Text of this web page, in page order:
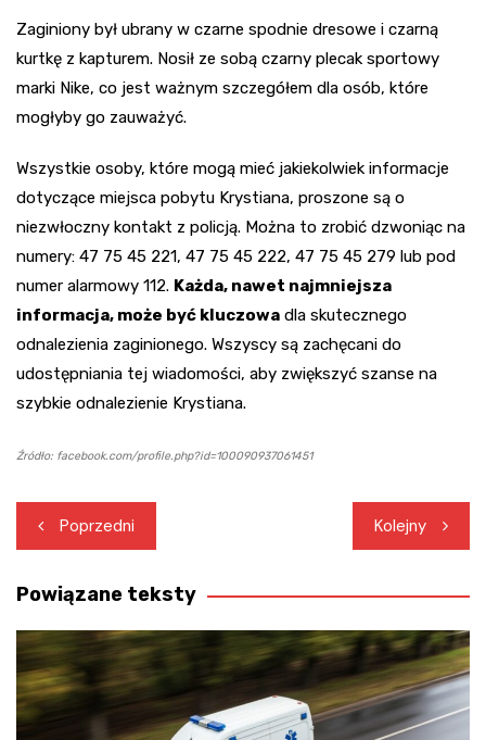
Zaginiony był ubrany w czarne spodnie dresowe i czarną
kurtkę z kapturem. Nosił ze sobą czarny plecak sportowy
marki Nike, co jest ważnym szczegółem dla osób, które
mogłyby go zauważyć.
Wszystkie osoby, które mogą mieć jakiekolwiek informacje
dotyczące miejsca pobytu Krystiana, proszone są o
niezwłoczny kontakt z policją. Można to zrobić dzwoniąc na
numery: 47 75 45 221, 47 75 45 222, 47 75 45 279 lub pod
numer alarmowy 112. Każda, nawet najmniejsza
informacja, może być kluczowa dla skutecznego
odnalezienia zaginionego. Wszyscy są zachęcani do
udostępniania tej wiadomości, aby zwiększyć szanse na
szybkie odnalezienie Krystiana.
Źródło: facebook.com/profile.php?id=100090937061451
Nawigacja
wpisu
Poprzedni Kolejny
Powiązane teksty